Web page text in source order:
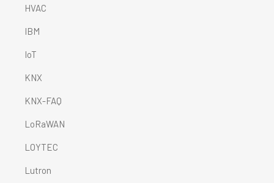
HVAC
IBM
IoT
KNX
KNX-FAQ
LoRaWAN
LOYTEC
Lutron